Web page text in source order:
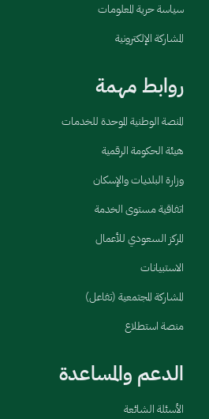
سياسة حرية المعلومات
المشاركة الإلكترونية
روابط مهمة
المنصة الوطنية الموحدة للخدمات
هيئة الحكومة الرقمية
وزارة البلديات والإسكان
اتفاقية مستوى الخدمة
المركز السعودي للأعمال
الاستبيانات
المشاركة المجتمعية (تفاعل)
منصة استطلاع
الدعم والمساعدة
الأسئلة الشائعة